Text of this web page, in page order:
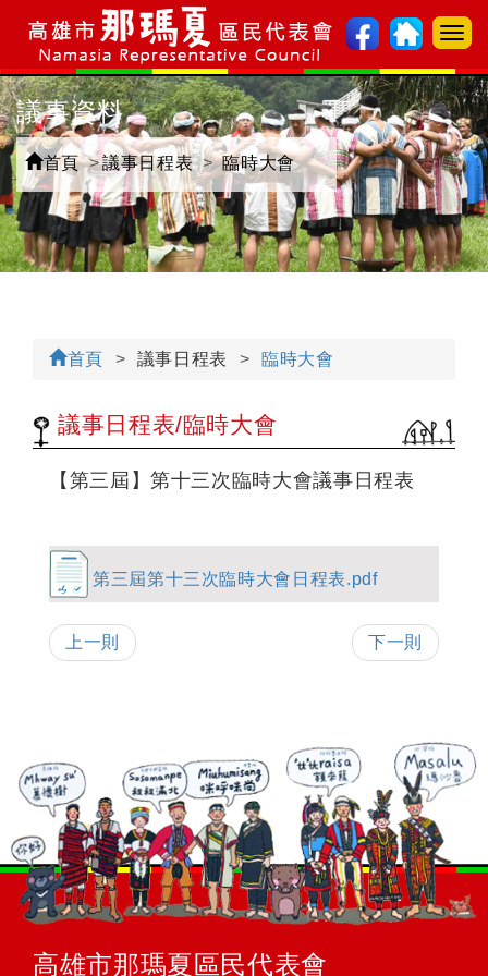
選
切
換
議事資料
首頁 議事日程表 臨時大會
首頁 議事日程表 臨時大會
議事日程表/臨時大會
【第三屆】第十三次臨時大會議事日程表
第三屆第十三次臨時大會日程表.pdf
上一則 下一則
高雄市那瑪夏區民代表會